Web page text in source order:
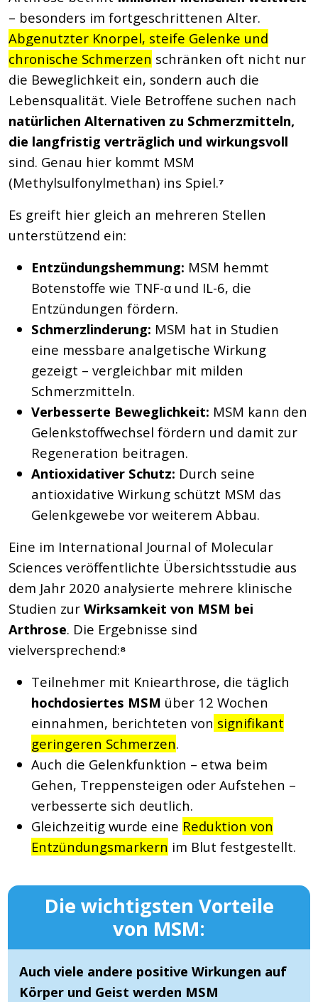
– besonders im fortgeschrittenen Alter.
Abgenutzter Knorpel, steife Gelenke und
chronische Schmerzen schränken oft nicht nur
die Beweglichkeit ein, sondern auch die
Lebensqualität. Viele Betroffene suchen nach
natürlichen Alternativen zu Schmerzmitteln,
die langfristig verträglich und wirkungsvoll
sind. Genau hier kommt MSM
(Methylsulfonylmethan) ins Spiel.⁷
Es greift hier gleich an mehreren Stellen
unterstützend ein:
Entzündungshemmung: MSM hemmt
Botenstoffe wie TNF-α und IL-6, die
Entzündungen fördern.
Schmerzlinderung: MSM hat in Studien
eine messbare analgetische Wirkung
gezeigt – vergleichbar mit milden
Schmerzmitteln.
Verbesserte Beweglichkeit: MSM kann den
Gelenkstoffwechsel fördern und damit zur
Regeneration beitragen.
Antioxidativer Schutz: Durch seine
antioxidative Wirkung schützt MSM das
Gelenkgewebe vor weiterem Abbau.
Eine im International Journal of Molecular
Sciences veröffentlichte Übersichtsstudie aus
dem Jahr 2020 analysierte mehrere klinische
Studien zur Wirksamkeit von MSM bei
Arthrose. Die Ergebnisse sind
vielversprechend:⁸
Teilnehmer mit Kniearthrose, die täglich
hochdosiertes MSM über 12 Wochen
einnahmen, berichteten von signifikant
geringeren Schmerzen.
Auch die Gelenkfunktion – etwa beim
Gehen, Treppensteigen oder Aufstehen –
verbesserte sich deutlich.
Gleichzeitig wurde eine Reduktion von
Entzündungsmarkern im Blut festgestellt.
Die wichtigsten Vorteile
von MSM:
Auch viele andere positive Wirkungen auf
Körper und Geist werden MSM